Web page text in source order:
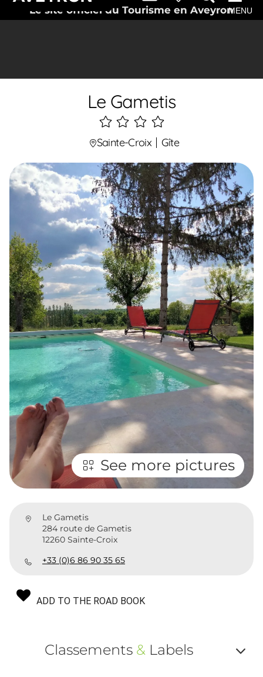
Le site officiel du Tourisme en AveyronMENU
Le Gametis
4
étoiles
Sainte-Croix Gîte
See more pictures
Le Gametis
284 route de Gametis
12260 Sainte-Croix
+33 (0)6 86 90 35 65
ADD TO THE ROAD BOOK
Classements &Labels